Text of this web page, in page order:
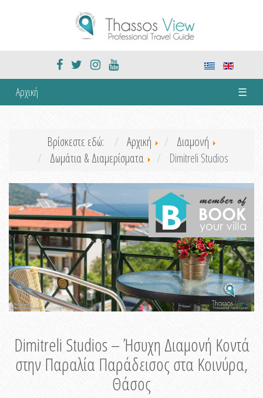
Αρχική ☰
Βρίσκεστε εδώ: Αρχική
Διαμονή
Δωμάτια & Διαμερίσματα
Dimitreli Studios
Dimitreli Studios – Ήσυχη Διαμονή Κοντά
στην Παραλία Παράδεισος στα Κοινύρα,
Θάσος